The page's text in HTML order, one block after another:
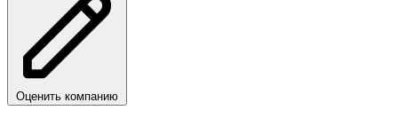
Оценить компанию